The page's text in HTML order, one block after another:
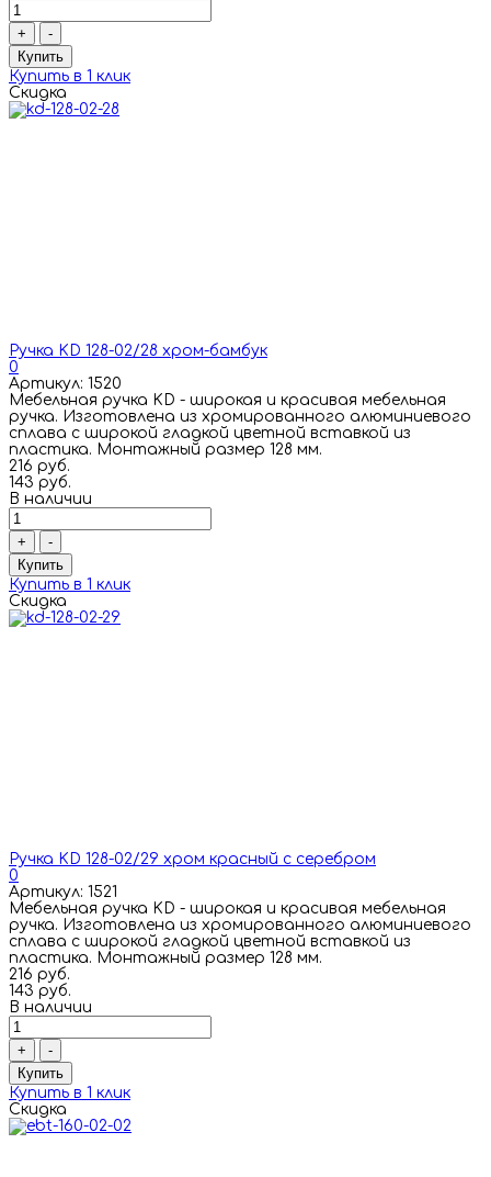
+
-
Купить
Купить в 1 клик
Скидка
Ручка KD 128-02/28 хром-бамбук
0
Артикул: 1520
Мебельная ручка KD - широкая и красивая мебельная
ручка. Изготовлена из хромированного алюминиевого
сплава с широкой гладкой цветной вставкой из
пластика. Монтажный размер 128 мм.
216 руб.
143 руб.
В наличии
+
-
Купить
Купить в 1 клик
Скидка
Ручка KD 128-02/29 хром красный с серебром
0
Артикул: 1521
Мебельная ручка KD - широкая и красивая мебельная
ручка. Изготовлена из хромированного алюминиевого
сплава с широкой гладкой цветной вставкой из
пластика. Монтажный размер 128 мм.
216 руб.
143 руб.
В наличии
+
-
Купить
Купить в 1 клик
Скидка